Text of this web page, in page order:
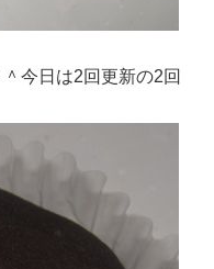
今日は2回更新の2回